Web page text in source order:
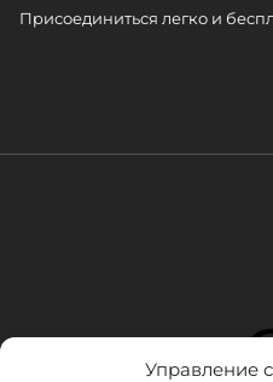
Управление
Присоединиться легко и